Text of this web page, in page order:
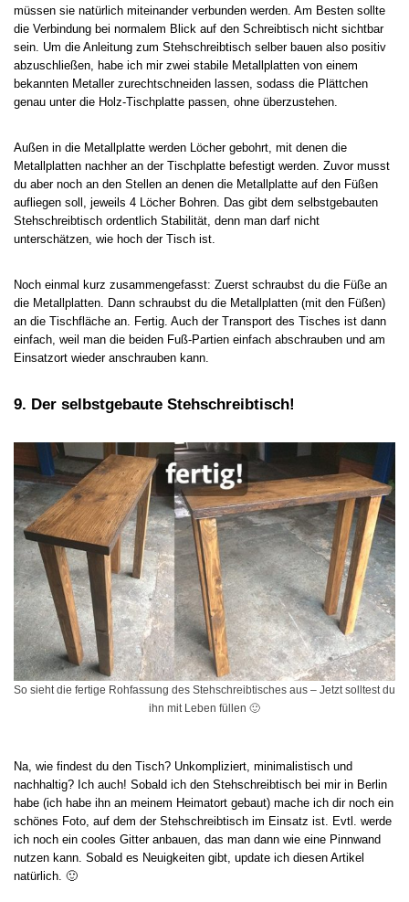
müssen sie natürlich miteinander verbunden werden. Am Besten sollte
die Verbindung bei normalem Blick auf den Schreibtisch nicht sichtbar
sein. Um die Anleitung zum Stehschreibtisch selber bauen also positiv
abzuschließen, habe ich mir zwei stabile Metallplatten von einem
bekannten Metaller zurechtschneiden lassen, sodass die Plättchen
genau unter die Holz-Tischplatte passen, ohne überzustehen.
Außen in die Metallplatte werden Löcher gebohrt, mit denen die
Metallplatten nachher an der Tischplatte befestigt werden. Zuvor musst
du aber noch an den Stellen an denen die Metallplatte auf den Füßen
aufliegen soll, jeweils 4 Löcher Bohren. Das gibt dem selbstgebauten
Stehschreibtisch ordentlich Stabilität, denn man darf nicht
unterschätzen, wie hoch der Tisch ist.
Noch einmal kurz zusammengefasst: Zuerst schraubst du die Füße an
die Metallplatten. Dann schraubst du die Metallplatten (mit den Füßen)
an die Tischfläche an. Fertig. Auch der Transport des Tisches ist dann
einfach, weil man die beiden Fuß-Partien einfach abschrauben und am
Einsatzort wieder anschrauben kann.
9. Der selbstgebaute Stehschreibtisch!
So sieht die fertige Rohfassung des Stehschreibtisches aus – Jetzt solltest du
ihn mit Leben füllen 🙂
Na, wie findest du den Tisch? Unkompliziert, minimalistisch und
nachhaltig? Ich auch! Sobald ich den Stehschreibtisch bei mir in Berlin
habe (ich habe ihn an meinem Heimatort gebaut) mache ich dir noch ein
schönes Foto, auf dem der Stehschreibtisch im Einsatz ist. Evtl. werde
ich noch ein cooles Gitter anbauen, das man dann wie eine Pinnwand
nutzen kann. Sobald es Neuigkeiten gibt, update ich diesen Artikel
natürlich. 🙂